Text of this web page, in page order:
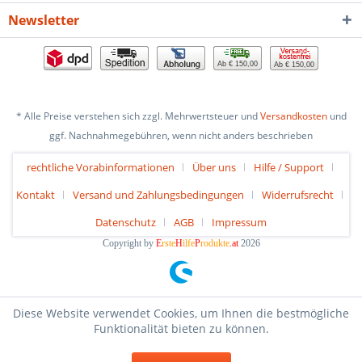
Newsletter
Ab € 150,00 Ab € 150,00
* Alle Preise verstehen sich zzgl. Mehrwertsteuer undVersandkostenund
ggf. Nachnahmegebühren, wenn nicht anders beschrieben
rechtliche Vorabinformationen Über uns
Hilfe / Support
Kontakt
Versand und Zahlungsbedingungen
Widerrufsrecht
Datenschutz
AGB Impressum
Copyright by ErsteHilfeProdukte.at2026
Diese Website verwendet Cookies, um Ihnen die bestmögliche
Funktionalität bieten zu können.